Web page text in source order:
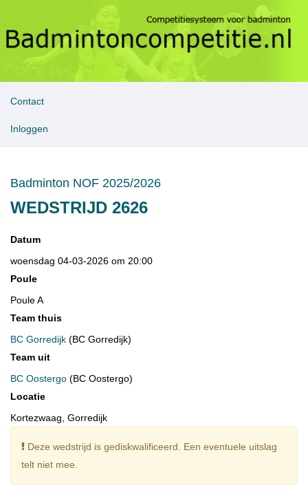
Contact
Inloggen
Badminton NOF 2025/2026
WEDSTRIJD 2626
Datum
woensdag 04-03-2026 om 20:00
Poule
Poule A
Team thuis
BC Gorredijk (BC Gorredijk)
Team uit
BC Oostergo (BC Oostergo)
Locatie
Kortezwaag, Gorredijk
Deze wedstrijd is gediskwalificeerd. Een eventuele uitslag
telt niet mee.